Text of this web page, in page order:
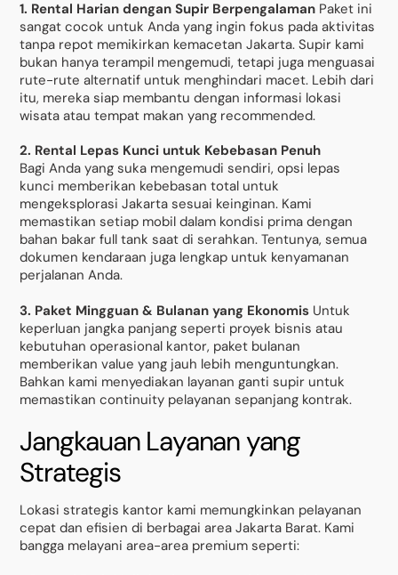
1. Rental Harian dengan Supir Berpengalaman Paket ini
sangat cocok untuk Anda yang ingin fokus pada aktivitas
tanpa repot memikirkan kemacetan Jakarta. Supir kami
bukan hanya terampil mengemudi, tetapi juga menguasai
rute-rute alternatif untuk menghindari macet. Lebih dari
itu, mereka siap membantu dengan informasi lokasi
wisata atau tempat makan yang recommended.
2. Rental Lepas Kunci untuk Kebebasan Penuh
Bagi Anda yang suka mengemudi sendiri, opsi lepas
kunci memberikan kebebasan total untuk
mengeksplorasi Jakarta sesuai keinginan. Kami
memastikan setiap mobil dalam kondisi prima dengan
bahan bakar full tank saat di serahkan. Tentunya, semua
dokumen kendaraan juga lengkap untuk kenyamanan
perjalanan Anda.
3. Paket Mingguan & Bulanan yang Ekonomis Untuk
keperluan jangka panjang seperti proyek bisnis atau
kebutuhan operasional kantor, paket bulanan
memberikan value yang jauh lebih menguntungkan.
Bahkan kami menyediakan layanan ganti supir untuk
memastikan continuity pelayanan sepanjang kontrak.
Jangkauan Layanan yang
Strategis
Lokasi strategis kantor kami memungkinkan pelayanan
cepat dan efisien di berbagai area Jakarta Barat. Kami
bangga melayani area-area premium seperti: